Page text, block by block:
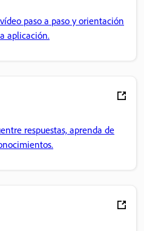
paso a paso y orientación
aplicación.
respuestas, aprenda de